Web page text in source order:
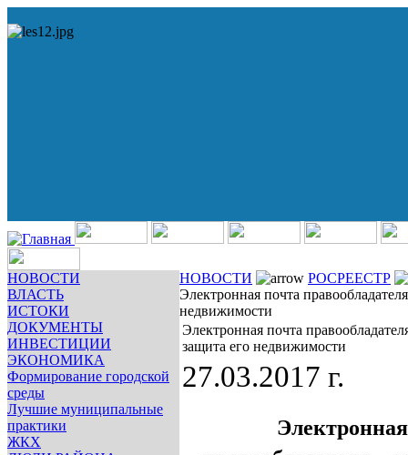
НОВОСТИ
ВЛАСТЬ
ИСТОКИ
ДОКУМЕНТЫ
ИНВЕСТИЦИИ
ЭКОНОМИКА
Формирование городской
среды
Лучшие муниципальные
практики
ЖКХ
НОВОСТИ
РОСРЕЕСТР
Электронная почта
недвижимости
Электронная почта
защита его недвижимости
27.03.2017 г.